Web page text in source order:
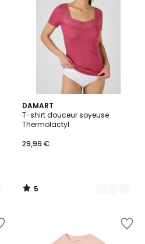
DAMART
T-shirt douceur soyeuse
Thermolactyl
29,99 €
5
/
5
2
Couleurs
5
/